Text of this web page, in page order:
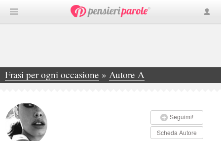
Frasi per ogni occasione » Autore A
»Antonella Coletta
Seguimi!
Scheda Autore